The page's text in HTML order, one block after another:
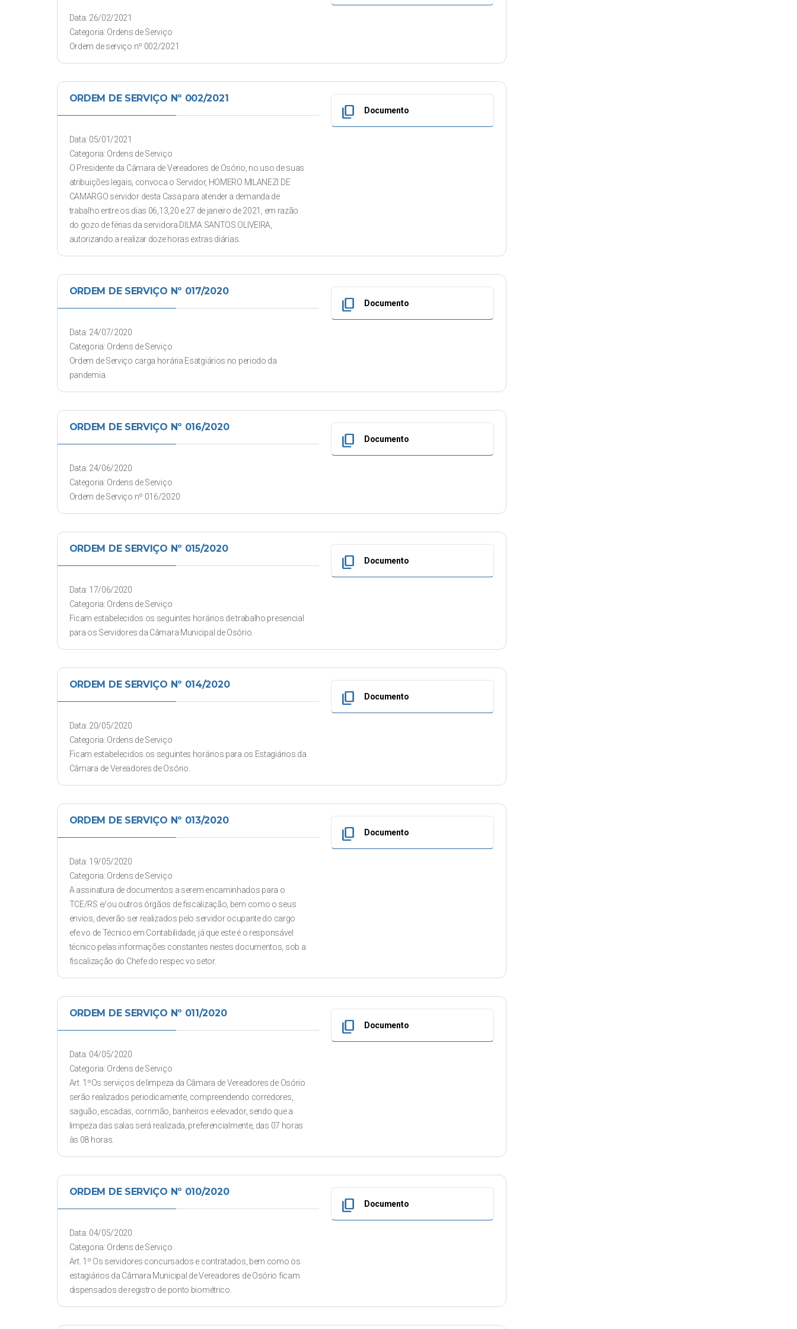
Data: 26/02/2021
Categoria: Ordens de Serviço
Ordem de serviço nº 002/2021
ORDEM DE SERVIÇO Nº 002/2021
Data: 05/01/2021
Categoria: Ordens de Serviço
O Presidente da Câmara de Vereadores de Osório, no uso de suas
atribuições legais, convoca o Servidor, HOMERO MILANEZI DE
CAMARGO servidor desta Casa para atender a demanda de
trabalho entre os dias 06,13,20 e 27 de janeiro de 2021, em razão
do gozo de férias da servidora DILMA SANTOS OLIVEIRA,
autorizando a realizar doze horas extras diárias.
content_copy Documento
ORDEM DE SERVIÇO Nº 017/2020
Data: 24/07/2020
Categoria: Ordens de Serviço
Ordem de Serviço carga horária Esatgiários no periodo da
pandemia.
content_copy Documento
ORDEM DE SERVIÇO Nº 016/2020
Data: 24/06/2020
Categoria: Ordens de Serviço
Ordem de Serviço nº 016/2020
content_copy Documento
ORDEM DE SERVIÇO Nº 015/2020
Data: 17/06/2020
Categoria: Ordens de Serviço
Ficam estabelecidos os seguintes horários de trabalho presencial
para os Servidores da Câmara Municipal de Osório.
content_copy Documento
ORDEM DE SERVIÇO Nº 014/2020
Data: 20/05/2020
Categoria: Ordens de Serviço
Ficam estabelecidos os seguintes horários para os Estagiários da
Câmara de Vereadores de Osório.
content_copy Documento
ORDEM DE SERVIÇO Nº 013/2020
Data: 19/05/2020
Categoria: Ordens de Serviço
A assinatura de documentos a serem encaminhados para o
TCE/RS e/ou outros órgãos de fiscalização, bem como o seus
envios, deverão ser realizados pelo servidor ocupante do cargo
efe vo de Técnico em Contabilidade, já que este é o responsável
técnico pelas informações constantes nestes documentos, sob a
fiscalização do Chefe do respec vo setor.
content_copy Documento
ORDEM DE SERVIÇO Nº 011/2020
Data: 04/05/2020
Categoria: Ordens de Serviço
Art. 1ºOs serviços de limpeza da Câmara de Vereadores de Osório
serão realizados periodicamente, compreendendo corredores,
saguão, escadas, corrimão, banheiros e elevador, sendo que a
limpeza das salas será realizada, preferencialmente, das 07 horas
às 08 horas.
content_copy Documento
ORDEM DE SERVIÇO Nº 010/2020
Data: 04/05/2020
Categoria: Ordens de Serviço
Art. 1º Os servidores concursados e contratados, bem como os
estagiários da Câmara Municipal de Vereadores de Osório ficam
dispensados de registro de ponto biométrico.
content_copy Documento